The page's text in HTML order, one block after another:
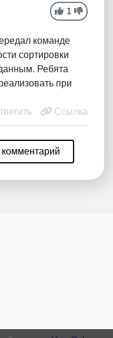
1
команде
сортировки
Ребята
при
Ссылка
комментарий